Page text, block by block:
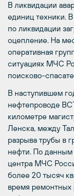
В ликвидации
единиц техники.
по ликвидации
оцепление. На
оперативная
ситуациях МЧС
поисково-
В наступившем
нефтепроводе
километре
Ленска, между
разрыва трубы в
нефти. По данным
центра МЧС
более 20 тысяч
время ремонтных